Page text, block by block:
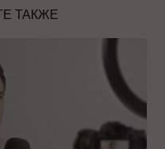
ТАКЖЕ